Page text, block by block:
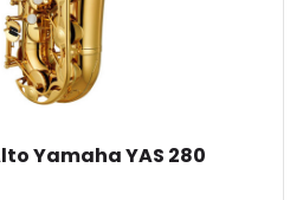
Yamaha YAS 280